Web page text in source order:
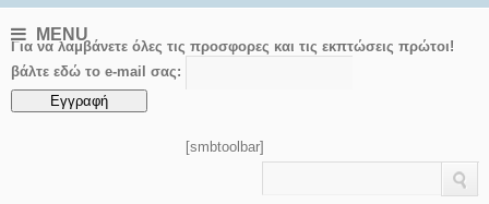
MENU
Για να λαμβάνετε όλες τις προσφορες και τις εκπτώσεις πρώτοι!
βάλτε εδώ το e-mail σας:
[smbtoolbar]